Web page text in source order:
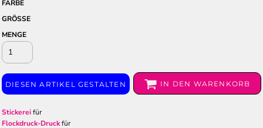
FARBE
GRÖSSE
MENGE
DIESEN ARTIKEL GESTALTEN IN DEN WARENKORB
Stickereifür
Flockdruck-Druckfür